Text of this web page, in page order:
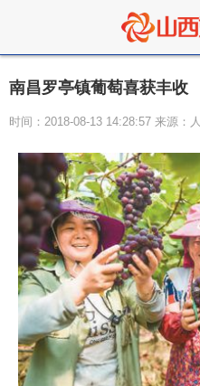
南昌罗亭镇葡萄喜获丰收
时间：2018-08-13 14:28:57 来源：